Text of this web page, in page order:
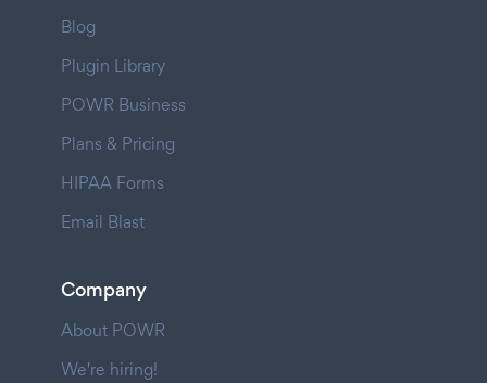
Blog
Plugin Library
POWR Business
Plans & Pricing
HIPAA Forms
Email Blast
Company
About POWR
We're hiring!